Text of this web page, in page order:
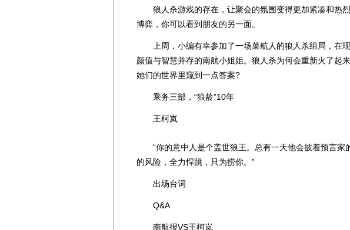
狼人杀游戏的存在，让聚会的氛围变得更加紧凑和热烈
博弈，你可以看到朋友的另一面。
上周，小编有幸参加了一场菜航人的狼人杀组局，在现
颜值与智慧并存的南航小姐姐。狼人杀为何会重新火了起
她们的世界里窥到一点答案?
乘务三部，“狼龄”10年
王柯岚
“你的意中人是个盖世狼王。总有一天他会披着预言家
的风险，全力悍跳，只为捞你。”
出场台词
Q&A
南航报VS王柯岚